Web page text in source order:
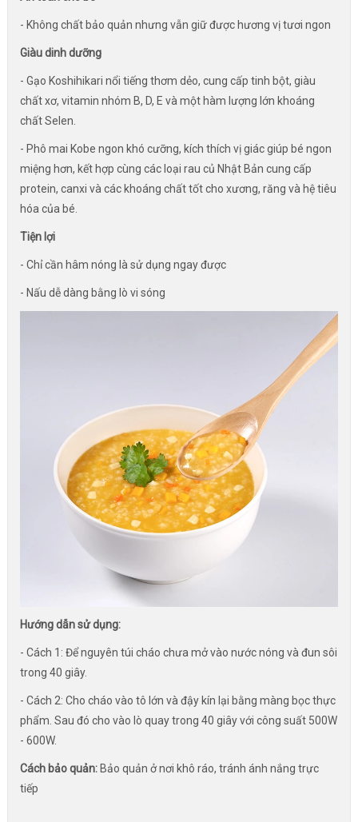
- Không chất bảo quản nhưng vẫn giữ được hương vị tươi ngon
Giàu dinh dưỡng
- Gạo Koshihikari nổi tiếng thơm dẻo, cung cấp tinh bột, giàu
chất xơ, vitamin nhóm B, D, E và một hàm lượng lớn khoáng
chất Selen.
- Phô mai Kobe ngon khó cưỡng, kích thích vị giác giúp bé ngon
miệng hơn, kết hợp cùng các loại rau củ Nhật Bản cung cấp
protein, canxi và các khoáng chất tốt cho xương, răng và hệ tiêu
hóa của bé.
Tiện lợi
- Chỉ cần hâm nóng là sử dụng ngay được
- Nấu dễ dàng bằng lò vi sóng
Hướng dẫn sử dụng:
- Cách 1: Để nguyên túi cháo chưa mở vào nước nóng và đun sôi
trong 40 giây.
- Cách 2: Cho cháo vào tô lớn và đậy kín lại bằng màng bọc thực
phẩm. Sau đó cho vào lò quay trong 40 giây với công suất 500W
- 600W.
Cách bảo quản:Bảo quản ở nơi khô ráo, tránh ánh nắng trực
tiếp